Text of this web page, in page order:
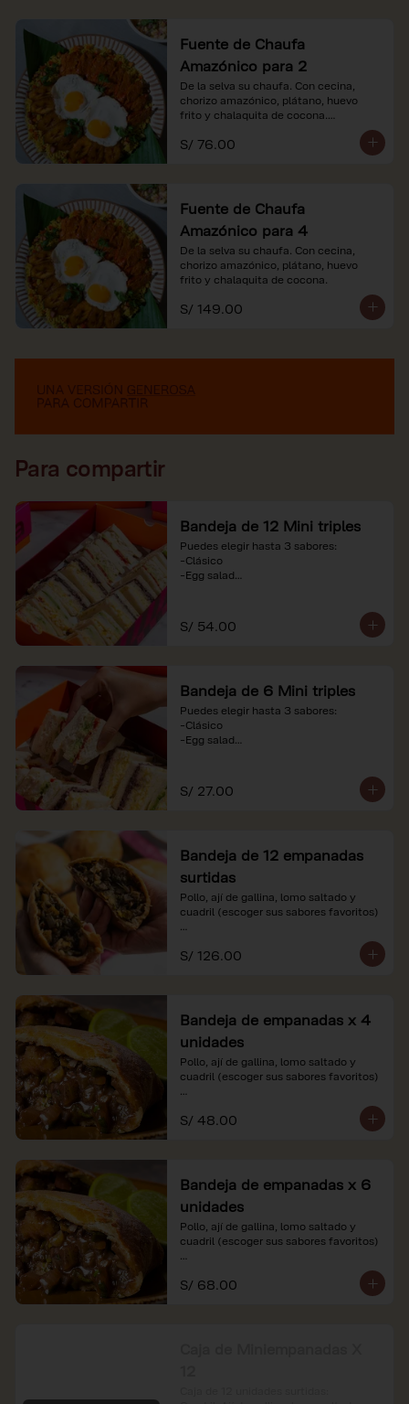
Fuente de Chaufa
Amazónico para 2
De la selva su chaufa. Con cecina,
chorizo amazónico, plátano, huevo
frito y chalaquita de cocona.
*Imágenes referenciales.
*Nuestros precios están expresados en
S/ 76.00
Fuente de Chaufa
Amazónico para 4
De la selva su chaufa. Con cecina,
chorizo amazónico, plátano, huevo
frito y chalaquita de cocona.
S/ 149.00
Para compartir
Bandeja de 12 Mini triples
Puedes elegir hasta 3 sabores:
-Clásico
-Egg salad
referenciales.
S/ 54.00
Bandeja de 6 Mini triples
Puedes elegir hasta 3 sabores:
-Clásico
-Egg salad
referenciales.
S/ 27.00
Bandeja de 12 empanadas
surtidas
Pollo, ají de gallina, lomo saltado y
cuadril (escoger sus sabores favoritos)
*Nuestros precios están expresados en
soles e incluyen impuestos de ley y
S/ 126.00
Bandeja de empanadas x 4
unidades
Pollo, ají de gallina, lomo saltado y
cuadril (escoger sus sabores favoritos)
*Nuestros precios están expresados en
soles e incluyen impuestos de ley y
S/ 48.00
Bandeja de empanadas x 6
unidades
Pollo, ají de gallina, lomo saltado y
cuadril (escoger sus sabores favoritos)
*Nuestros precios están expresados en
soles e incluyen impuestos de ley y
S/ 68.00